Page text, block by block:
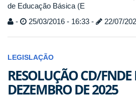
de Educação Básica (E
-
25/03/2016 - 16:33 - 22/07/
LEGISLAÇÃO
RESOLUÇÃO CD/FNDE
DEZEMBRO DE 2025